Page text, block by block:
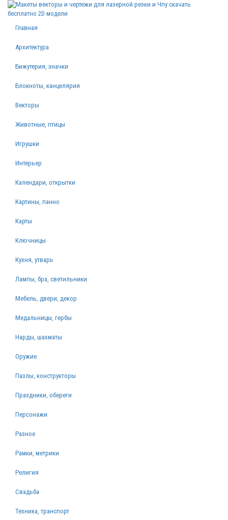
Главная
Архитектура
Бижутерия, значки
Блокноты, канцелярия
Векторы
Животные, птицы
Игрушки
Интерьер
Календари, открытки
Картины, панно
Карты
Ключницы
Кухня, утварь
Лампы, бра, светильники
Мебель, двери, декор
Медальницы, гербы
Нарды, шахматы
Оружие
Пазлы, конструкторы
Праздники, обереги
Персонажи
Разное
Рамки, метрики
Религия
Свадьба
Техника, транспорт